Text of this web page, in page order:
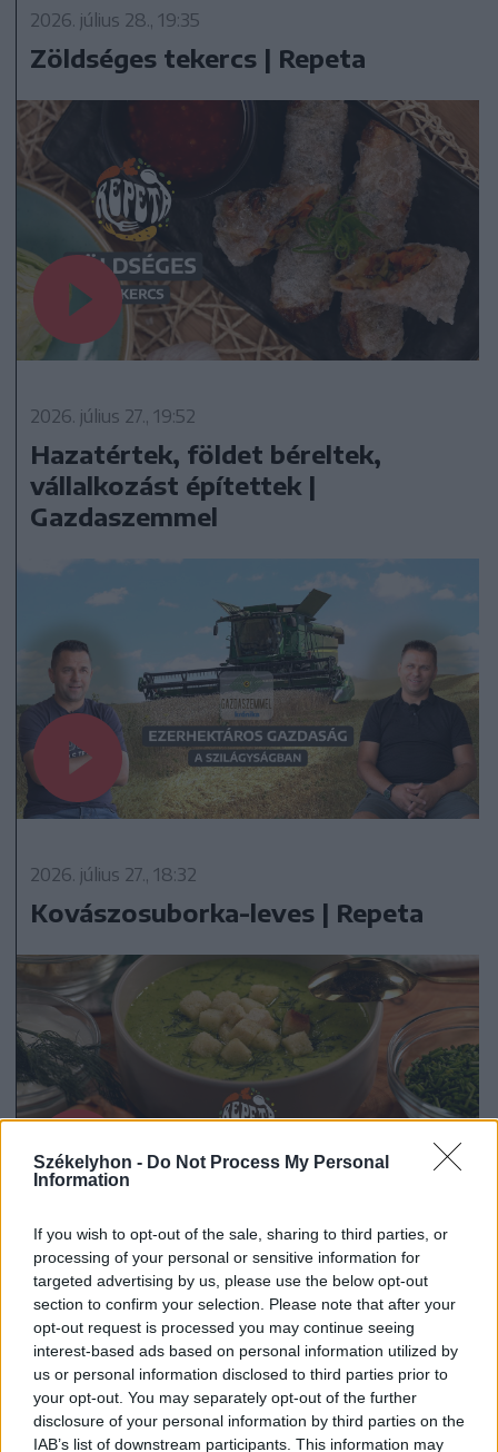
Székelyhon - Do Not Process My Personal
Information
If you wish to opt-out of the sale, sharing to third parties, or
processing of your personal or sensitive information for
targeted advertising by us, please use the below opt-out
section to confirm your selection. Please note that after your
opt-out request is processed you may continue seeing
interest-based ads based on personal information utilized by
us or personal information disclosed to third parties prior to
your opt-out. You may separately opt-out of the further
disclosure of your personal information by third parties on the
IAB’s list of downstream participants. This information may
2026. július 28., 19:35
Zöldséges tekercs | Repeta
2026. július 27., 19:52
Hazatértek, földet béreltek,
vállalkozást építettek |
Gazdaszemmel
2026. július 27., 18:32
Kovászosuborka-leves | Repeta
2026. július 19., 11:07
Szoknyás Gurulás: bolondos
ötletként indult, értékes
eseménnyé vált